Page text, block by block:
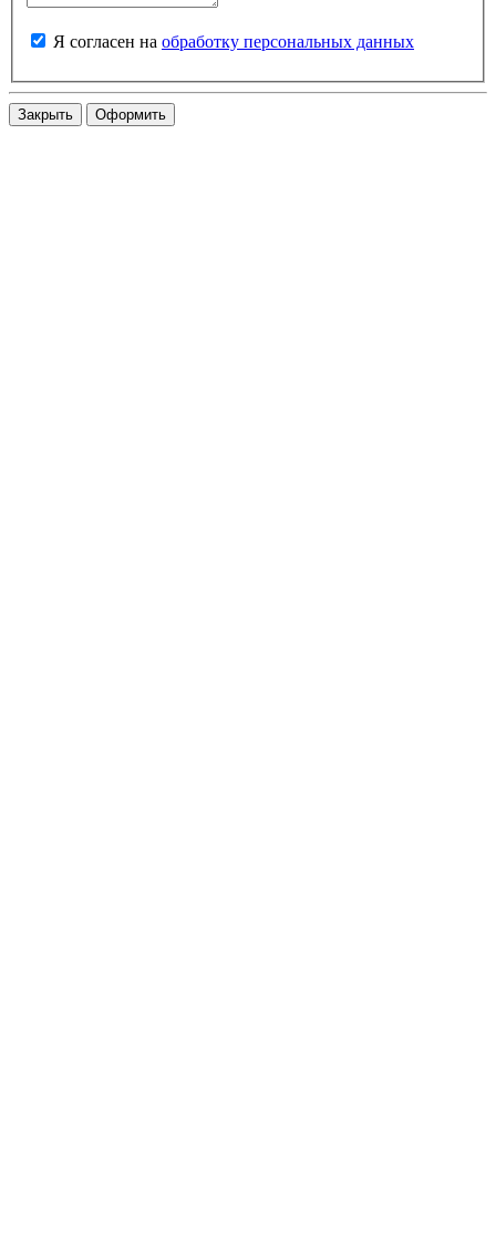
Я согласен на обработку персональных данных
Закрыть Оформить